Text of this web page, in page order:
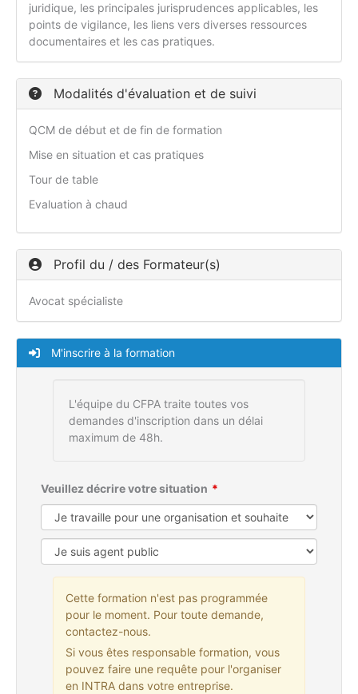
juridique, les principales jurisprudences applicables, les
points de vigilance, les liens vers diverses ressources
documentaires et les cas pratiques.
Modalités d'évaluation et de suivi
QCM de début et de fin de formation
Mise en situation et cas pratiques
Tour de table
Evaluation à chaud
Profil du / des Formateur(s)
Avocat spécialiste
M'inscrire à la formation
L'équipe du CFPA traite toutes vos
demandes d'inscription dans un délai
maximum de 48h.
Veuillez décrire votre situation
Cette formation n'est pas programmée
pour le moment. Pour toute demande,
contactez-nous.
Si vous êtes responsable formation, vous
pouvez faire une requête pour l'organiser
en INTRA dans votre entreprise.